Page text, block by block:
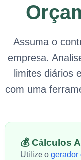
Assuma o
empresa.
limites diários
com uma
💰 Cálculos
Utilize o gerador